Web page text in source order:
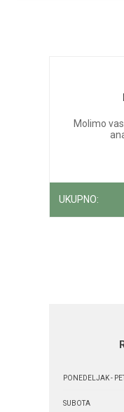
Molimo
UKUPNO:
PONEDELJAK -
SUBOTA